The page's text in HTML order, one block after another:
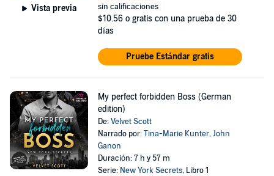
Vista previa
sin calificaciones
$10.56 o gratis con una prueba de 30
días
Pruebe Estándar gratis
My perfect forbidden Boss (German
edition)
De:Velvet Scott
Narrado por:Tina-Marie Kunter,John
Ganon
Duración: 7 h y 57 m
Serie: New York Secrets, Libro 1